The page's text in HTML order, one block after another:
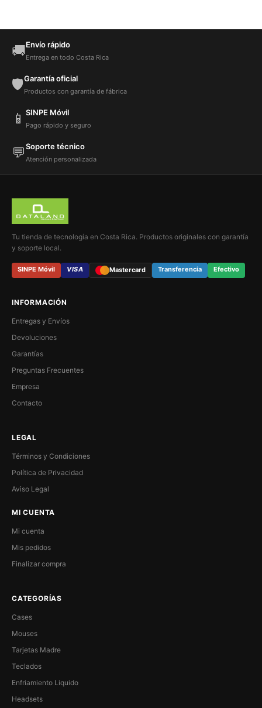
🚚Envío rápido
Entrega en todo Costa Rica
🛡️Garantía oficial
Productos con garantía de fábrica
📱 SINPE Móvil
Pago rápido y seguro
💬Soporte técnico
Atención personalizada
Tu tienda de tecnología en Costa Rica. Productos originales con garantía
y soporte local.
SINPE Móvil VISA Mastercard Transferencia Efectivo
INFORMACIÓN
Entregas y Envíos
Devoluciones
Garantías
Preguntas Frecuentes
Empresa
Contacto
LEGAL
Términos y Condiciones
Política de Privacidad
Aviso Legal
MI CUENTA
Mi cuenta
Mis pedidos
Finalizar compra
CATEGORÍAS
Cases
Mouses
Tarjetas Madre
Teclados
Enfriamiento Liquido
Headsets